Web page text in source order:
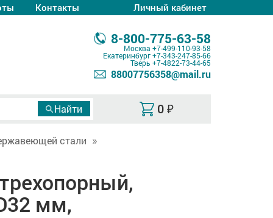
Контакты Личный кабинет
8-800-775-63-58
Москва +7-499-110-93-58
Екатеринбург+7-343-247-85-66
Тверь +7-4822-73-44-65
88007756358@mail.ru
0 ₽
стали
мм,